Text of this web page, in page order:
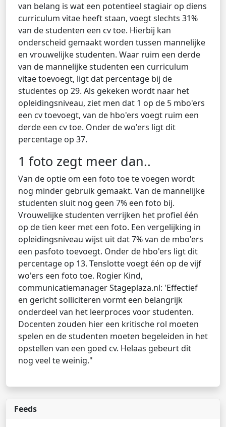
van belang is wat een potentieel stagiair op diens
curriculum vitae heeft staan, voegt slechts 31%
van de studenten een cv toe. Hierbij kan
onderscheid gemaakt worden tussen mannelijke
en vrouwelijke studenten. Waar ruim een derde
van de mannelijke studenten een curriculum
vitae toevoegt, ligt dat percentage bij de
studentes op 29. Als gekeken wordt naar het
opleidingsniveau, ziet men dat 1 op de 5 mbo'ers
een cv toevoegt, van de hbo'ers voegt ruim een
derde een cv toe. Onder de wo'ers ligt dit
percentage op 37.
1 foto zegt meer dan..
Van de optie om een foto toe te voegen wordt
nog minder gebruik gemaakt. Van de mannelijke
studenten sluit nog geen 7% een foto bij.
Vrouwelijke studenten verrijken het profiel één
op de tien keer met een foto. Een vergelijking in
opleidingsniveau wijst uit dat 7% van de mbo'ers
een pasfoto toevoegt. Onder de hbo'ers ligt dit
percentage op 13. Tenslotte voegt één op de vijf
wo'ers een foto toe. Rogier Kind,
communicatiemanager Stageplaza.nl: 'Effectief
en gericht solliciteren vormt een belangrijk
onderdeel van het leerproces voor studenten.
Docenten zouden hier een kritische rol moeten
spelen en de studenten moeten begeleiden in het
opstellen van een goed cv. Helaas gebeurt dit
nog veel te weinig."
Feeds